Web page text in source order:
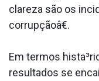
clareza são os
corrupçãoâ€.
Em termos
resultados se